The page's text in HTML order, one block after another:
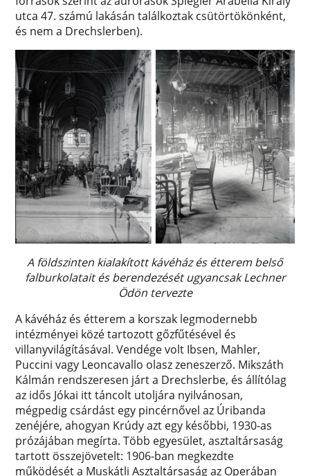
utca 47. számú lakásán találkoztak csütörtökönként,
és nem a Drechslerben).
A földszinten kialakított kávéház és étterem belső
falburkolatait és berendezését ugyancsak Lechner
Ödön tervezte
A kávéház és étterem a korszak legmodernebb
intézményei közé tartozott gőzfűtésével és
villanyvilágításával. Vendége volt Ibsen, Mahler,
Puccini vagy Leoncavallo olasz zeneszerző. Mikszáth
Kálmán rendszeresen járt a Drechslerbe, és állítólag
az idős Jókai itt táncolt utoljára nyilvánosan,
mégpedig csárdást egy pincérnővel az Úribanda
zenéjére, ahogyan Krúdy azt egy későbbi, 1930-as
prózájában megírta. Több egyesület, asztaltársaság
tartott összejövetelt: 1906-ban megkezdte
működését a Muskátli Asztaltársaság az Operában